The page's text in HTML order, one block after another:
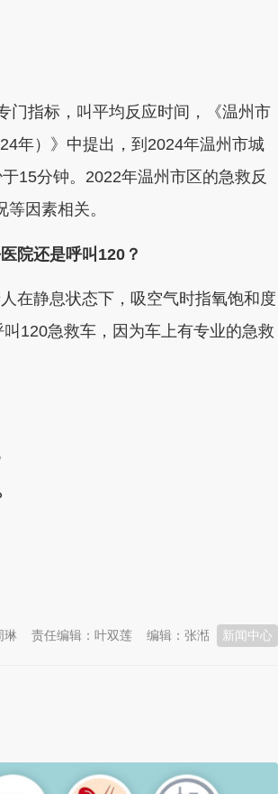
指标，叫平均反应时间，《温州市
年）》中提出，到2024年温州市城
15分钟。2022年温州市区的急救反
因素相关。
院还是呼叫120？
静息状态下，吸空气时指氧饱和度
120急救车，因为车上有专业的急救
新闻中心
编辑：张湉
责任编辑：叶双莲
琳